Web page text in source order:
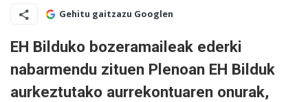
Gehitu gaitzazu Googlen
EH Bilduko bozeramaileak ederki
nabarmendu zituen Plenoan EH Bilduk
aurkeztutako aurrekontuaren onurak,